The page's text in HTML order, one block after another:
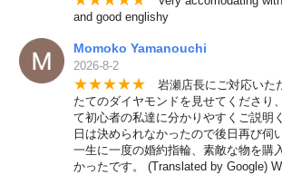
and good englishy
Momoko Yamanouchi
2026-8-2
★★★★★ 岩瀬店長にご対応いた
たてのダイヤモンドを見せてくださり
て初心者の私達に分かりやすくご説明
日は決められなかったので後日再び伺
一生に一度の婚約指輪、素敵な物を購
かったです。 (Translated by Google)